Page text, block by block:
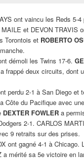
ont vaincu les Reds 5-4
et DEVON TRAVIS
Torontois et ROBERTO
démoli les Twins 17-6.
frappé deux circuits, dont
perdu 2-1 à San Diego et
Côte du Pacifique avec
DEXTER FOWLERa
2-1. CARLOS
9 retraits sur des prises.
ont gagné 4-1 à Chicago.
a mérité sa 5e victoire en